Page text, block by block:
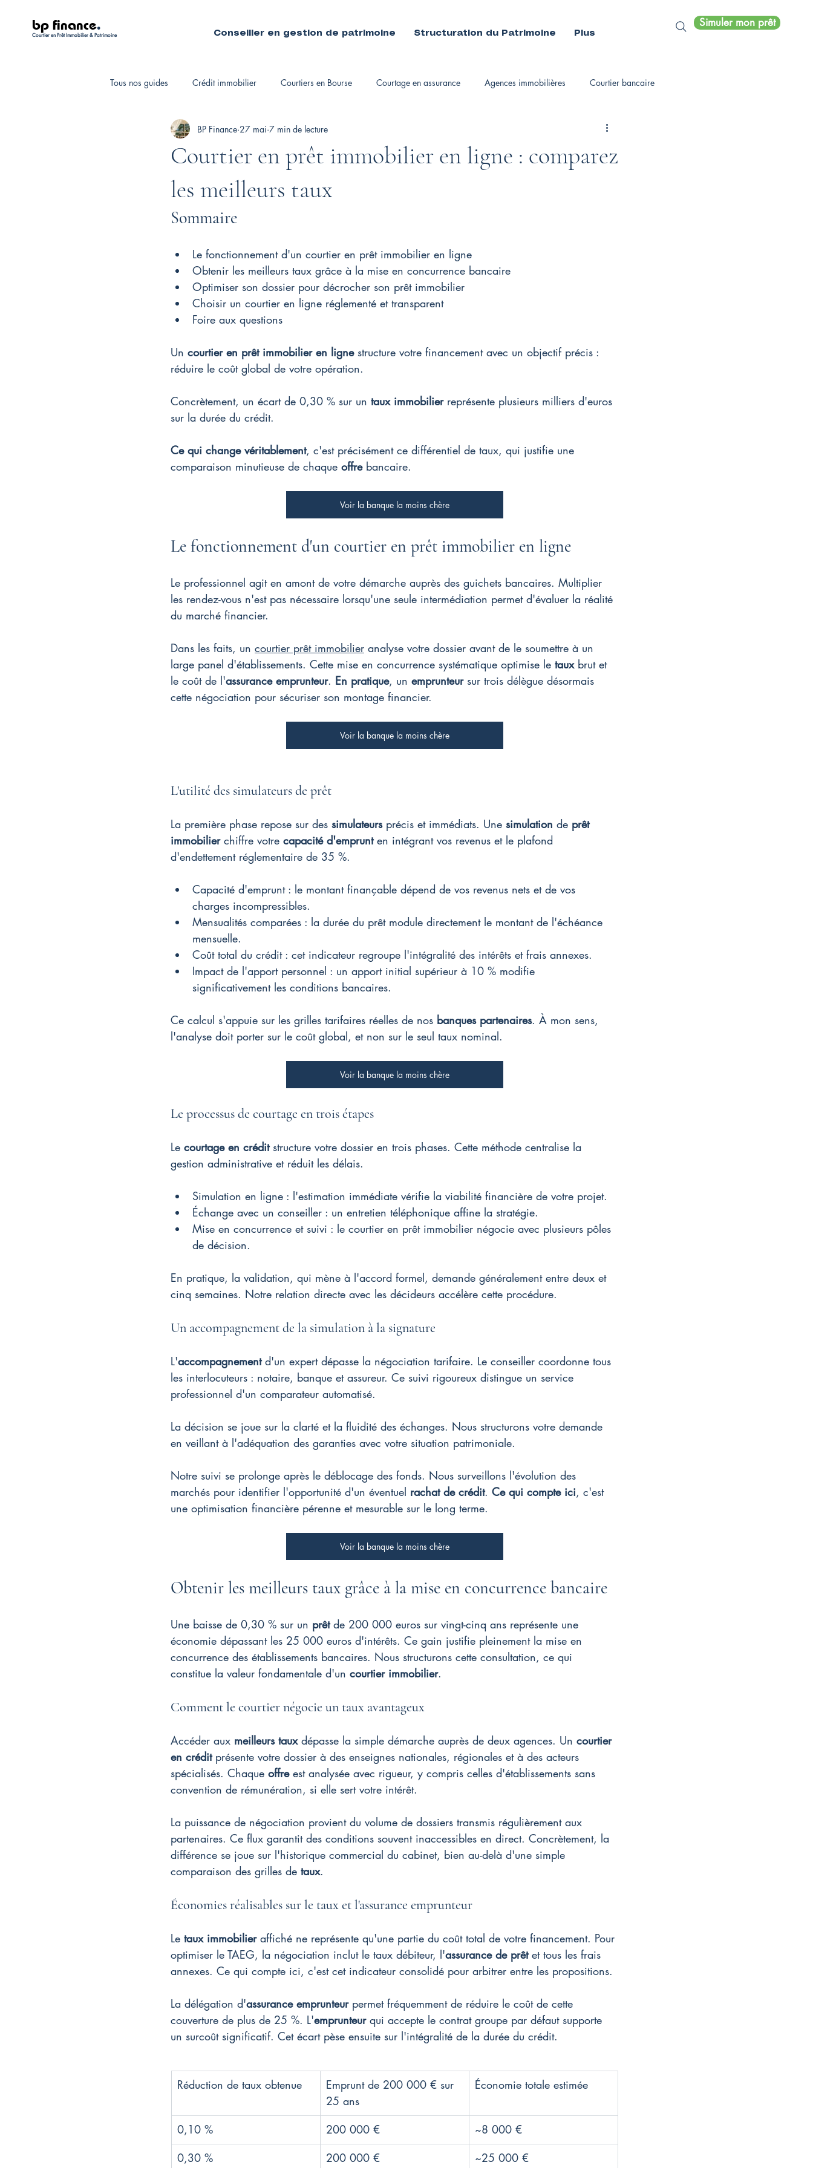
bp finance.
Courtier en Prêt Immobilier & Patrimoine Conseiller en gestion de patrimoine Structuration du Patrimoine Plus
Simuler mon prêt
Tous nos guides Crédit immobilier Courtiers en Bourse Courtage en assurance Agences immobilières Courtier bancaire
Fiscalité personnelle Courtiers immobiliers
Courtier en prêt immobilier en ligne : comparez
les meilleurs taux
BP Finance 27 mai 7 min de lecture
Sommaire
Le fonctionnement d'un courtier en prêt immobilier en ligne
Obtenir les meilleurs taux grâce à la mise en concurrence bancaire
Optimiser son dossier pour décrocher son prêt immobilier
Choisir un courtier en ligne réglementé et transparent
Foire aux questions
Un courtier en prêt immobilier en ligne structure votre financement avec un objectif précis :
réduire le coût global de votre opération.
Concrètement, un écart de 0,30 % sur un taux immobilier représente plusieurs milliers d'euros
sur la durée du crédit.
Ce qui change véritablement, c'est précisément ce différentiel de taux, qui justifie une
comparaison minutieuse de chaque offre bancaire.
Voir la banque la moins chère
Le fonctionnement d'un courtier en prêt immobilier en ligne
Le professionnel agit en amont de votre démarche auprès des guichets bancaires. Multiplier
les rendez-vous n'est pas nécessaire lorsqu'une seule intermédiation permet d'évaluer la réalité
du marché financier.
Dans les faits, un courtier prêt immobilier analyse votre dossier avant de le soumettre à un
large panel d'établissements. Cette mise en concurrence systématique optimise le taux brut et
le coût de l'assurance emprunteur. En pratique, un emprunteur sur trois délègue désormais
cette négociation pour sécuriser son montage financier.
Voir la banque la moins chère
L'utilité des simulateurs de prêt
La première phase repose sur des simulateurs précis et immédiats. Une simulation de prêt
immobilier chiffre votre capacité d'emprunt en intégrant vos revenus et le plafond
d'endettement réglementaire de 35 %.
Capacité d'emprunt : le montant finançable dépend de vos revenus nets et de vos
charges incompressibles.
Mensualités comparées : la durée du prêt module directement le montant de l'échéance
mensuelle.
Coût total du crédit : cet indicateur regroupe l'intégralité des intérêts et frais annexes.
Impact de l'apport personnel : un apport initial supérieur à 10 % modifie
significativement les conditions bancaires.
Ce calcul s'appuie sur les grilles tarifaires réelles de nos banques partenaires. À mon sens,
l'analyse doit porter sur le coût global, et non sur le seul taux nominal.
Voir la banque la moins chère
Le processus de courtage en trois étapes
Le courtage en crédit structure votre dossier en trois phases. Cette méthode centralise la
gestion administrative et réduit les délais.
Simulation en ligne : l'estimation immédiate vérifie la viabilité financière de votre projet.
Échange avec un conseiller : un entretien téléphonique affine la stratégie.
Mise en concurrence et suivi : le courtier en prêt immobilier négocie avec plusieurs pôles
de décision.
En pratique, la validation, qui mène à l'accord formel, demande généralement entre deux et
cinq semaines. Notre relation directe avec les décideurs accélère cette procédure.
Un accompagnement de la simulation à la signature
L'accompagnement d'un expert dépasse la négociation tarifaire. Le conseiller coordonne tous
les interlocuteurs : notaire, banque et assureur. Ce suivi rigoureux distingue un service
professionnel d'un comparateur automatisé.
La décision se joue sur la clarté et la fluidité des échanges. Nous structurons votre demande
en veillant à l'adéquation des garanties avec votre situation patrimoniale.
Notre suivi se prolonge après le déblocage des fonds. Nous surveillons l'évolution des
marchés pour identifier l'opportunité d'un éventuel rachat de crédit. Ce qui compte ici, c'est
une optimisation financière pérenne et mesurable sur le long terme.
Voir la banque la moins chère
Obtenir les meilleurs taux grâce à la mise en concurrence bancaire
Une baisse de 0,30 % sur un prêt de 200 000 euros sur vingt-cinq ans représente une
économie dépassant les 25 000 euros d'intérêts. Ce gain justifie pleinement la mise en
concurrence des établissements bancaires. Nous structurons cette consultation, ce qui
constitue la valeur fondamentale d'un courtier immobilier.
Comment le courtier négocie un taux avantageux
Accéder aux meilleurs taux dépasse la simple démarche auprès de deux agences. Un courtier
en crédit présente votre dossier à des enseignes nationales, régionales et à des acteurs
spécialisés. Chaque offre est analysée avec rigueur, y compris celles d'établissements sans
convention de rémunération, si elle sert votre intérêt.
La puissance de négociation provient du volume de dossiers transmis régulièrement aux
partenaires. Ce flux garantit des conditions souvent inaccessibles en direct. Concrètement, la
différence se joue sur l'historique commercial du cabinet, bien au-delà d'une simple
comparaison des grilles de taux.
Économies réalisables sur le taux et l'assurance emprunteur
Le taux immobilier affiché ne représente qu'une partie du coût total de votre financement. Pour
optimiser le TAEG, la négociation inclut le taux débiteur, l'assurance de prêt et tous les frais
annexes. Ce qui compte ici, c'est cet indicateur consolidé pour arbitrer entre les propositions.
La délégation d'assurance emprunteur permet fréquemment de réduire le coût de cette
couverture de plus de 25 %. L'emprunteur qui accepte le contrat groupe par défaut supporte
un surcoût significatif. Cet écart pèse ensuite sur l'intégralité de la durée du crédit.
Réduction de taux obtenue
Emprunt de 200 000 € sur
25 ans
Économie totale estimée
0,10 % 200 000 €
~8 000 €
0,30 %
200 000 € ~25 000 €